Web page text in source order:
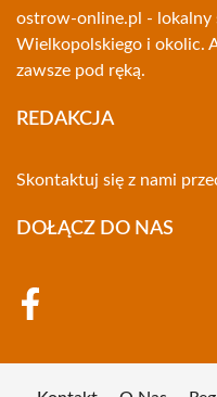
ostrow-online.pl - lokalny
Wielkopolskiego i okolic.
zawsze pod ręką.
REDAKCJA
Skontaktuj się z nami
DOŁĄCZ DO NAS